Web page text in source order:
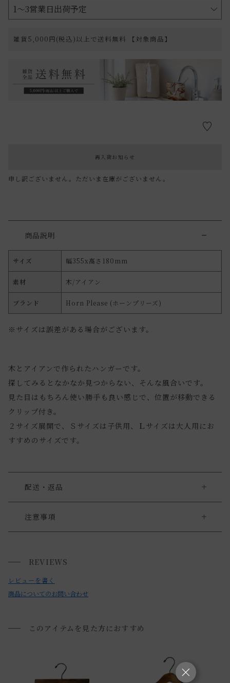
雑貨5,000円(税込)以上で送料無料 【対象商品】
再入荷お知らせ
申し訳ございません。ただいま在庫がございません。
商品説明
サイズ 幅355x高さ180mm
素材 木/アイアン
ブランド Horn Please (ホーンプリーズ)
※サイズは誤差がある場合がございます。
木とアイアンで作られたハンガーです。
探してみるとなかなか見つからない、そんな風合いです。
見た目はもちろん使い勝手も良い感じで、位置が移動できる
クリップ付き。
２サイズ展開で、Ｓサイズは子供用、Ｌサイズは大人用にお
すすめのサイズです。
配送・返品
送料について
小型商品は、11,000円(税込)以上のお買い上げで
注意事項
・お使いのPC画面等や光の環境によっては、掲載の画像と実
際の商品とで色の見え方が異なることもございます。ご了承
ください。
REVIEWS
レビューを書く
商品についてのお問い合わせ
このアイテムを見た方におすすめ